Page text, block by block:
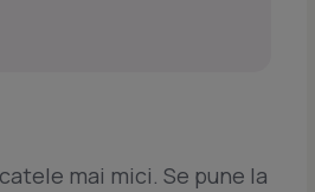
mai mici. Se pune la